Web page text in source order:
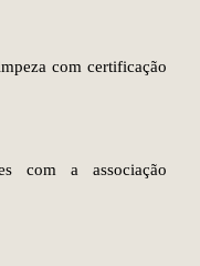
com certificação
com a associação